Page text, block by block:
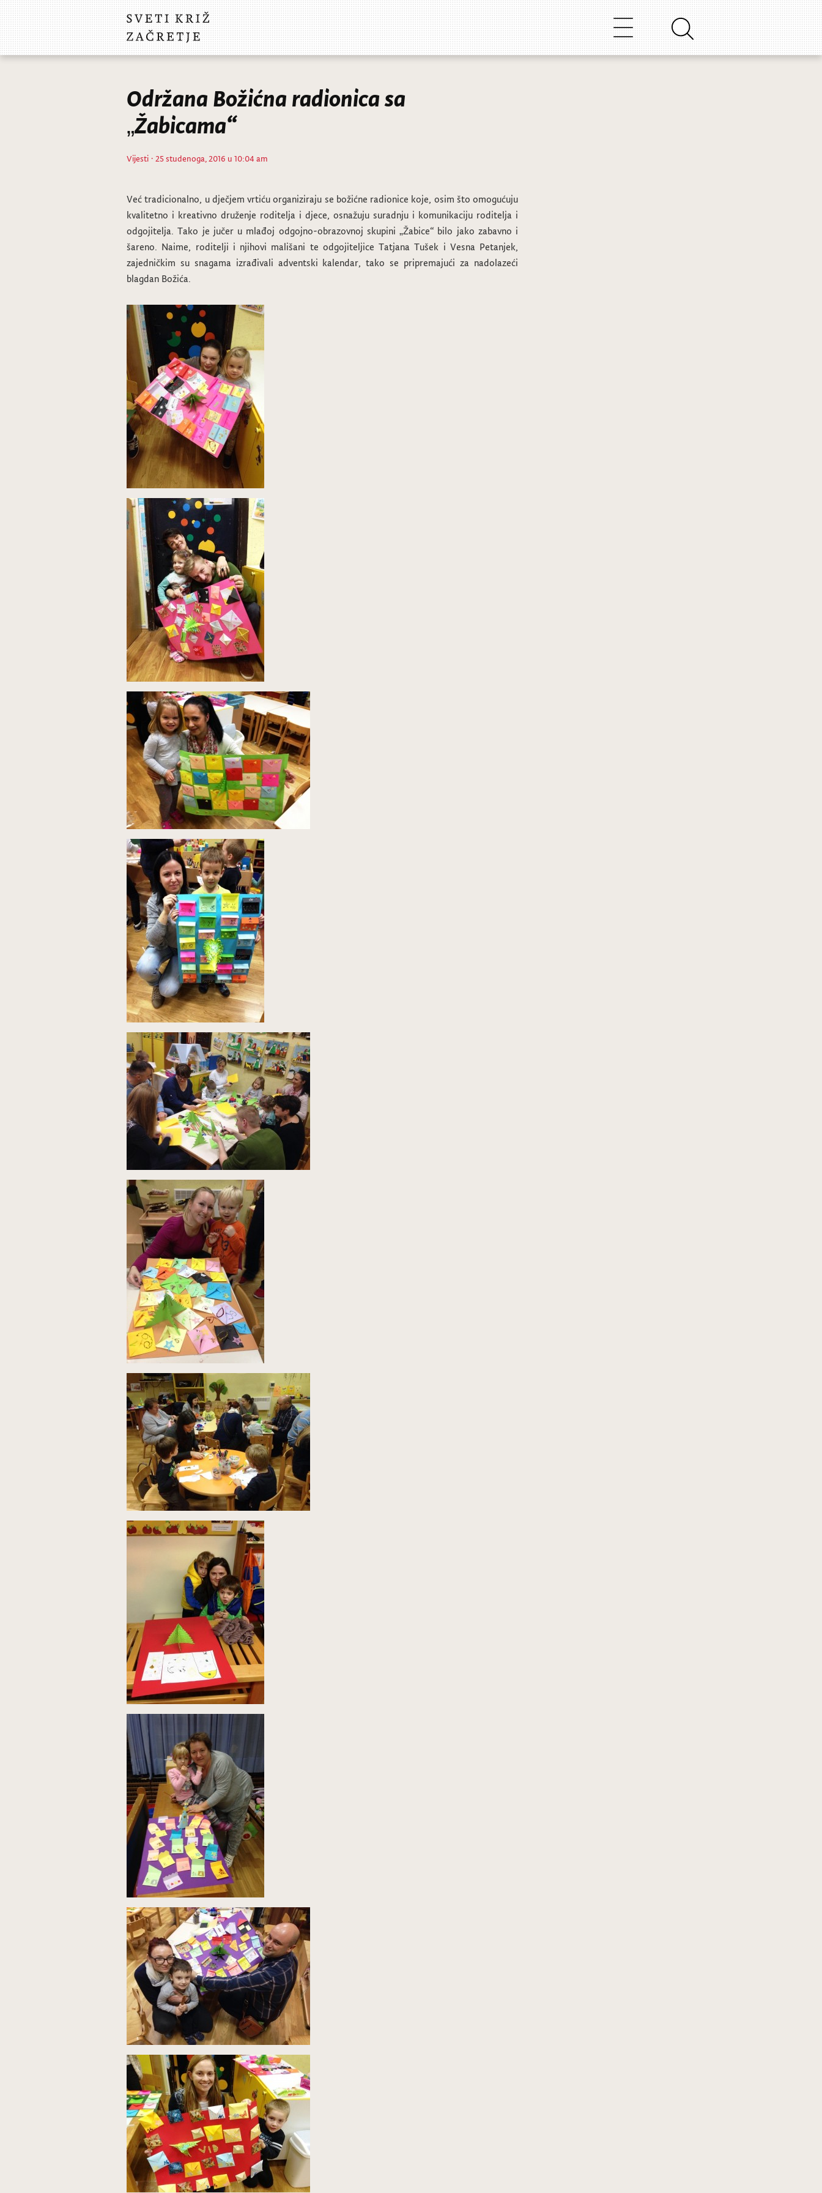
Održana Božićna radionica sa
„Žabicama“
Vijesti · 25 studenoga, 2016 u 10:04 am
Već tradicionalno, u dječjem vrtiću organiziraju se božićne radionice koje, osim što omogućuju
kvalitetno i kreativno druženje roditelja i djece, osnažuju suradnju i komunikaciju roditelja i
odgojitelja. Tako je jučer u mlađoj odgojno-obrazovnoj skupini „Žabice“ bilo jako zabavno i
šareno. Naime, roditelji i njihovi mališani te odgojiteljice Tatjana Tušek i Vesna Petanjek,
zajedničkim su snagama izrađivali adventski kalendar, tako se pripremajući za nadolazeći
blagdan Božića.